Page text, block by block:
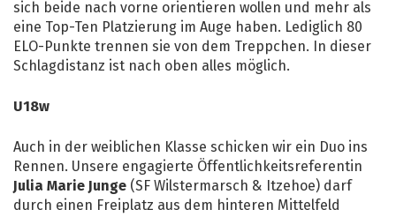
sich beide nach vorne orientieren wollen und mehr als
eine Top-Ten Platzierung im Auge haben. Lediglich 80
ELO-Punkte trennen sie von dem Treppchen. In dieser
Schlagdistanz ist nach oben alles möglich.
U18w
Auch in der weiblichen Klasse schicken wir ein Duo ins
Rennen. Unsere engagierte Öffentlichkeitsreferentin
Julia Marie Junge (SF Wilstermarsch & Itzehoe) darf
durch einen Freiplatz aus dem hinteren Mittelfeld